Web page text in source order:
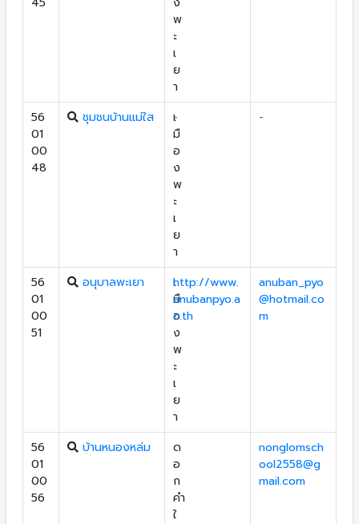
พ
ะ
เ
ย
า
56
01
00
48
ชุมชนบ้านแม่ใส
เ
มื
อ
ง
พ
ะ
เ
ย
า
- -
56
01
00
51
อนุบาลพะเยา
เ
มื
อ
ง
พ
ะ
เ
ย
า
http://www.
anubanpyo.a
c.th
anuban_pyo
@hotmail.co
m
56
01
00
56
บ้านหนองหล่ม
ด
อ
ก
คำ
ใ
nonglomsch
ool2558@g
mail.com